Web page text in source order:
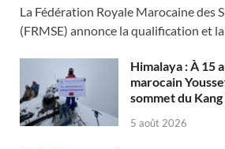
La Fédération Royale Marocaine des
(FRMSE) annonce la qualification et
Himalaya : À 15
marocain
sommet du
5 août 2026